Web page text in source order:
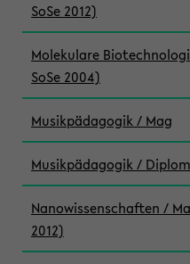
SoSe 2012)
Molekulare
SoSe 2004)
Musikpädagogik / Mag
Musikpädagogik / Diplom
Nanowissenschaften /
2012)